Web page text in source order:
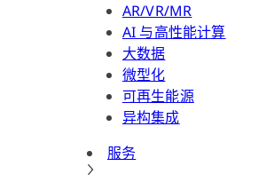
AR/VR/MR
AI 与高性能计算
大数据
微型化
可再生能源
异构集成
服务